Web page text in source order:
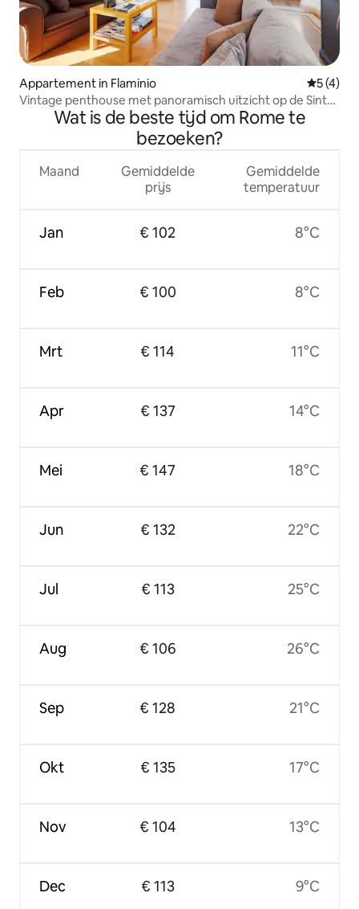
Appartement in Flaminio
5 (4)
Vintage penthouse met panoramisch uitzicht op de Sint-
Pietersbasiliek
Wat is de beste tijd om Rome te
bezoeken?
Maand
Jan
Feb
Mrt
Apr
Mei
Jun
Jul
Aug
Sep
Okt
Nov
Dec
Gemiddelde
prijs
€ 102
€ 100
€ 114
€ 137
€ 147
€ 132
€ 113
€ 106
€ 128
€ 135
€ 104
€ 113
Gemiddelde
temperatuur
8°C
8°C
11°C
14°C
18°C
22°C
25°C
26°C
21°C
17°C
13°C
9°C